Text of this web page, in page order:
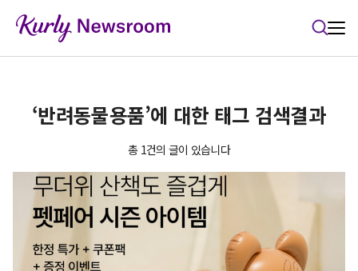
‘반려동물용품’에 대한 태그 검색결과
총 1건의 글이 있습니다